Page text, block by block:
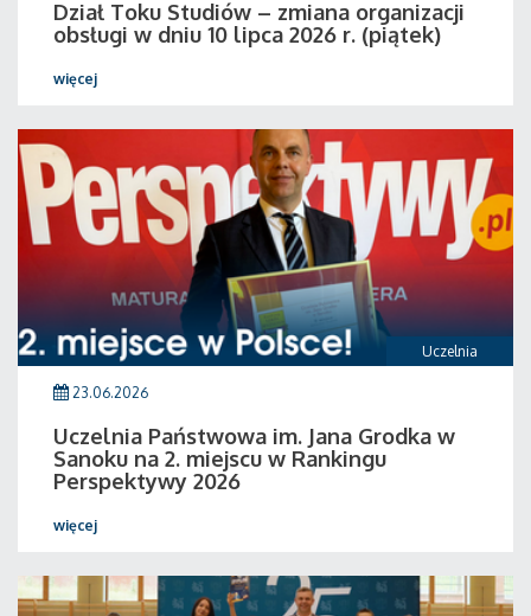
Dział Toku Studiów – zmiana organizacji
obsługi w dniu 10 lipca 2026 r. (piątek)
więcej
Uczelnia
23.06.2026
Uczelnia Państwowa im. Jana Grodka w
Sanoku na 2. miejscu w Rankingu
Perspektywy 2026
więcej